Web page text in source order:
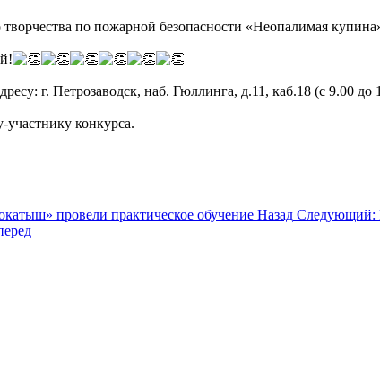
по пожарной безопасности «Неопалимая
г. Петрозаводск, наб. Гюллинга, д.11, каб.18 (с 9.00 до
участнику конкурса.
провели практическое обучение Назад Следующий: